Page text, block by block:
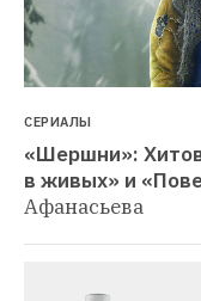
СЕРИАЛЫ
«Шершни»:
в живых» и
Афанасьева